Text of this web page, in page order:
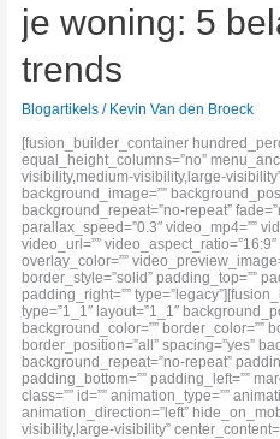
je woning: 5
trends
Blogartikels / Kevin Van den Broeck
[fusion_builder_container
equal_height_columns=”no”
visibility,medium-visibility,large-
background_image=””
background_repeat=”no-repeat”
parallax_speed=”0.3″ video_mp4=””
video_url=””
overlay_color=””
border_style=”solid” padding_top=””
padding_right=””
type=”1_1″ layout=”1_1″
background_color=”” border_color=””
border_position=”all” spacing=”yes”
background_repeat=”no-repeat”
padding_bottom=”” padding_left=””
class=”” id=”” animation_type=””
animation_direction=”left”
visibility,large-visibility”
je
woning:
5
belangrijkste